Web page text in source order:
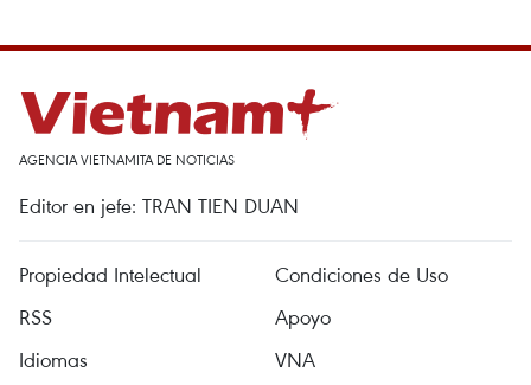
AGENCIA VIETNAMITA DE NOTICIAS
Editor en jefe: TRAN TIEN DUAN
Propiedad Intelectual
Condiciones de Uso
RSS
Apoyo
Idiomas
VNA